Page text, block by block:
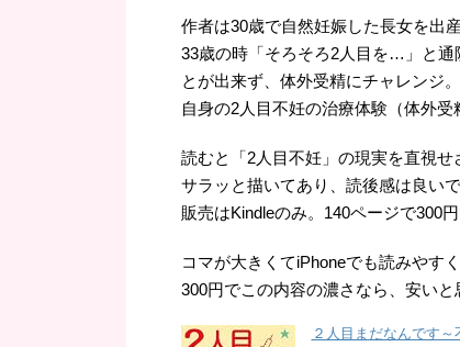
作者は30歳で自然妊娠した長女を出産
33歳の時「そろそろ2人目を…」と通
とが出来ず、体外受精にチャレンジ。
自身の2人目不妊の治療体験（体外受
読むと「2人目不妊」の現実を直視
サラッと描いてあり、読後感は良いで
販売はKindleのみ。140ページで300円
コマが大きくてiPhoneでも読みやす
300円でこの内容の濃さなら、安いと
２人目まだなんです